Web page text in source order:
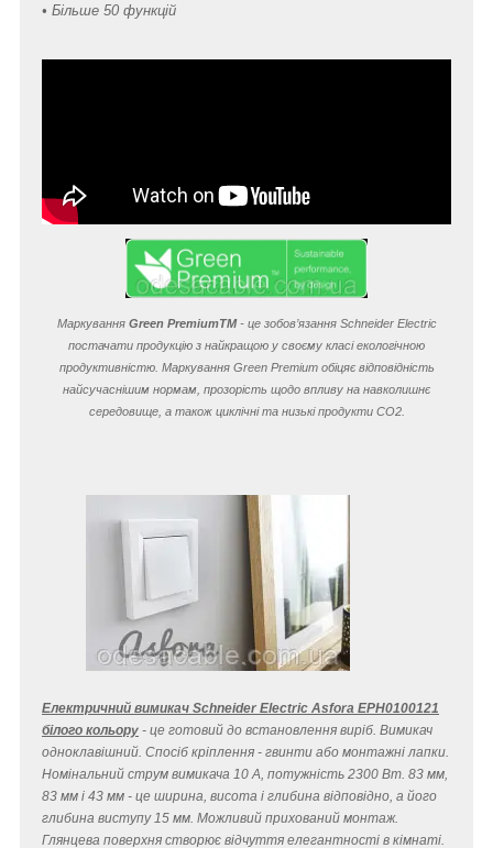
• Більше 50 функцій
Маркування Green PremiumTM- це зобов’язання Schneider Electric
постачати продукцію з найкращою у своєму класі екологічною
продуктивністю. Маркування Green Premium обіцяє відповідність
найсучаснішим нормам, прозорість щодо впливу на навколишнє
середовище, а також циклічні та низькі продукти CO2.
Електричний вимикач Schneider Electric Asfora EPH0100121
білого кольору - це готовий до встановлення виріб. Вимикач
одноклавішний. Спосіб кріплення - гвинти або монтажні лапки.
Номінальний струм вимикача 10 A, потужність 2300 Вт. 83 мм,
83 мм і 43 мм - це ширина, висота і глибина відповідно, а його
глибина виступу 15 мм. Можливий прихований монтаж.
Глянцева поверхня створює відчуття елегантності в кімнаті.